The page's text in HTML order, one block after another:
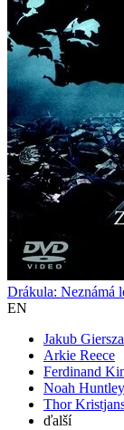
Drákula: Neznámá
EN
Jakub
Arkie Reece
Ferdinand
Noah Huntley
Thor
ďalší